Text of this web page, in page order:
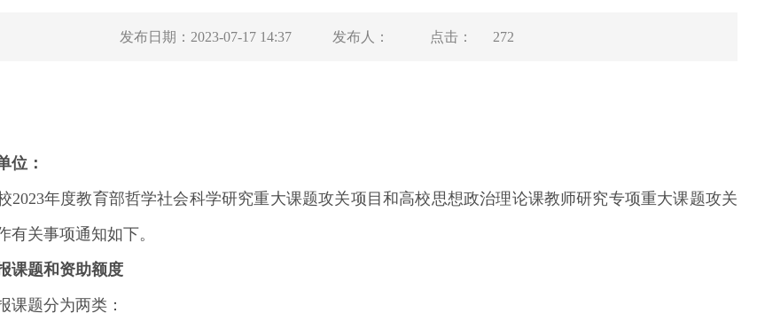
发布日期：2023-07-17 14:37 发布人： 点击： 272
位：
2023年度教育部哲学社会科学研究重大课题攻关项目和高校思想政治理论课教师研究专项重大课题攻关
有关事项通知如下。
课题和资助额度
课题分为两类：